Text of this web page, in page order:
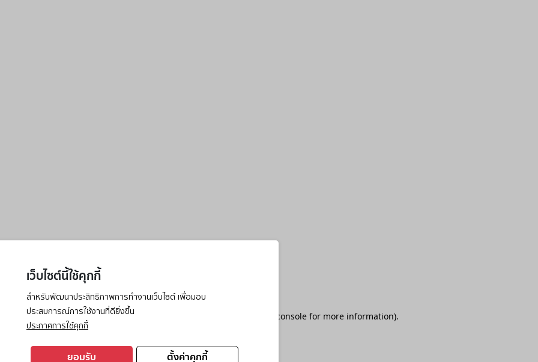
เว็บไซต์นี้ใช้คุกกี้
สำหรับพัฒนาประสิทธิภาพการทำงานเว็บไซต์ เพื่อมอบ
ประสบการณ์การใช้งานที่ดียิ่งขึ้น
ประกาศการใช้คุกกี้
ตั้งค่าคุกกี้
ยอมรับ
has occurred while loading browser console for more information).